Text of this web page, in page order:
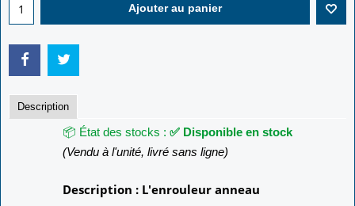
Ajouter au panier
Description
📦 État des stocks : ✅ Disponible en stock
(Vendu à l'unité, livré sans ligne)
Description : L'enrouleur anneau